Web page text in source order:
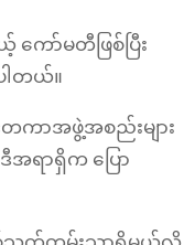
ော်မတီဖြစ်ပြီး
ါတယ်။
တကာအဖွဲ့အစည်းများ
အရာရှိက ပြော